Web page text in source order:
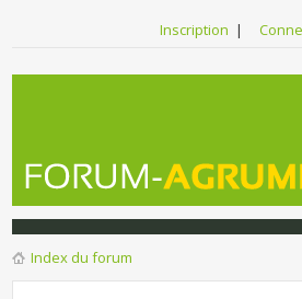
Inscription |
Index du forum